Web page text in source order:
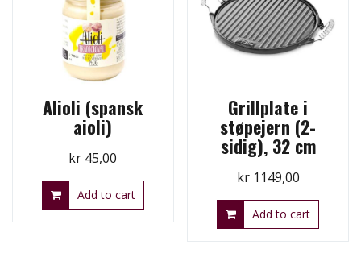
Alioli (spansk
aioli)
kr 45,00
Add to cart
Grillplate i
støpejern (2-
sidig), 32 cm
kr1149,00
Add to cart